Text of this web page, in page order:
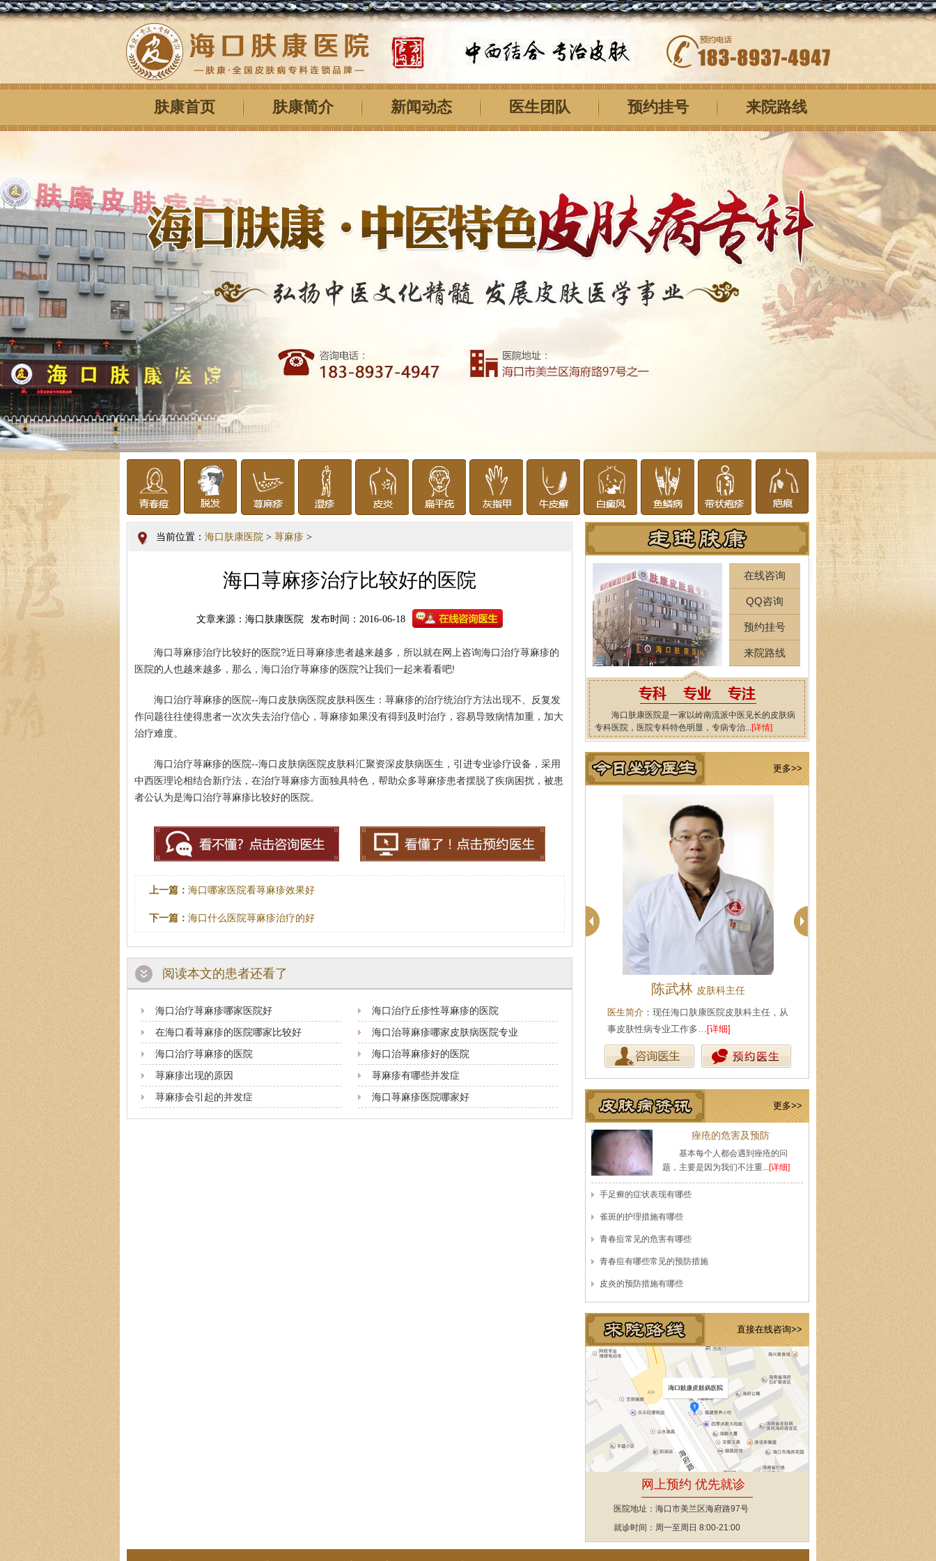
肤康首页 肤康简介 新闻动态 医生团队 预约挂号 来院路线
当前位置： 海口肤康医院 > 荨麻疹 >
海口荨麻疹治疗比较好的医院
文章来源：海口肤康医院 发布时间：2016-06-18
海口荨麻疹治疗比较好的医院?近日荨麻疹患者越来越多，所以就在网上咨询海口治疗荨麻疹的
医院的人也越来越多，那么，海口治疗荨麻疹的医院?让我们一起来看看吧!
海口治疗荨麻疹的医院--海口皮肤病医院皮肤科医生：荨麻疹的治疗统治疗方法出现不、反复发
作问题往往使得患者一次次失去治疗信心，荨麻疹如果没有得到及时治疗，容易导致病情加重，加大
治疗难度。
海口治疗荨麻疹的医院--海口皮肤病医院皮肤科汇聚资深皮肤病医生，引进专业诊疗设备，采用
中西医理论相结合新疗法，在治疗荨麻疹方面独具特色，帮助众多荨麻疹患者摆脱了疾病困扰，被患
者公认为是海口治疗荨麻疹比较好的医院。
上一篇： 海口哪家医院看荨麻疹效果好
下一篇： 海口什么医院荨麻疹治疗的好
阅读本文的患者还看了
海口治疗荨麻疹哪家医院好
海口治疗丘疹性荨麻疹的医院
在海口看荨麻疹的医院哪家比较好
海口治荨麻疹哪家皮肤病医院专业
海口治疗荨麻疹的医院
海口治荨麻疹好的医院
荨麻疹出现的原因
荨麻疹有哪些并发症
荨麻疹会引起的并发症
海口荨麻疹医院哪家好
在线咨询
QQ咨询
预约挂号
来院路线
海口肤康医院是一家以岭南流派中医见长的皮肤病
专科医院，医院专科特色明显，专病专治...[详情]
更多>>
王珍 会诊专家
医生简介：原海南医学院附属医院皮肤科主任
医师，副教授。从事皮…[详细]
陈武林 皮肤科主任
：现任海口肤康医院皮肤科主任，从
事皮肤性病专业工作多…[详细]
医生简介
更多>>
痤疮的危害及预防
基本每个人都会遇到痤疮的问
题，主要是因为我们不注重...[详细]
手足癣的症状表现有哪些
雀斑的护理措施有哪些
青春痘常见的危害有哪些
青春痘有哪些常见的预防措施
皮炎的预防措施有哪些
直接在线咨询>>
网上预约 优先就诊
医院地址：海口市美兰区海府路97号
就诊时间：周一至周日 8:00-21:00